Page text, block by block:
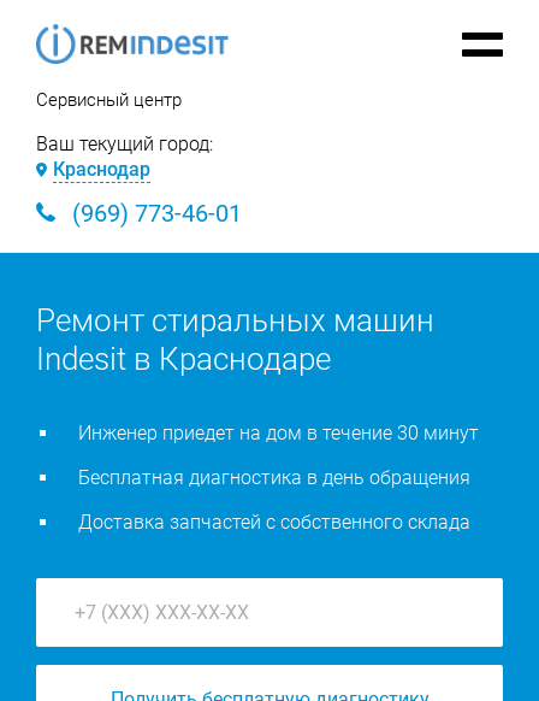
Сервисный центр
Ваш текущий город:
Краснодар
(969) 773-46-01
Ремонт стиральных машин
Indesit в Краснодаре
Инженер приедет на дом в течение 30 минут
Бесплатная диагностика в день обращения
Доставка запчастей с собственного склада